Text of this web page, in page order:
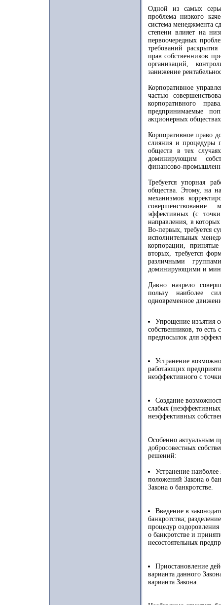
Одной из самых
проблема низкого
система менеджмента
степени влияет на
первоочередных
требований
прав собственников
организаций,
занижение
Корпоративное
частью
корпоративного
предпринимаемые
акционерных
Корпоративное право
слияния и процедуры
обществ в тех
доминирующим
финансово-
Требуется упорная
общества. Этому, на
механизмов
совершенствование
эффективных (с
направления, в
Во-первых, требуется
исполнительных
корпорации,
вторых, требуется
различными
доминирующими и
Давно назрело
пользу наиболее
одновременное
Упрощение изъятия
собственников, то есть
предпосылок для
Устранение
работающих
неэффективного с
Создание
слабых
неэффективных
Особенно актуальным
добросовестных
решений:
Устранение
положений Закона о
Закона о банкротстве.
Введение в
банкротства;
процедур
о банкротстве и
несостоятельных
Приостановление
варианта данного
варианта Закона.